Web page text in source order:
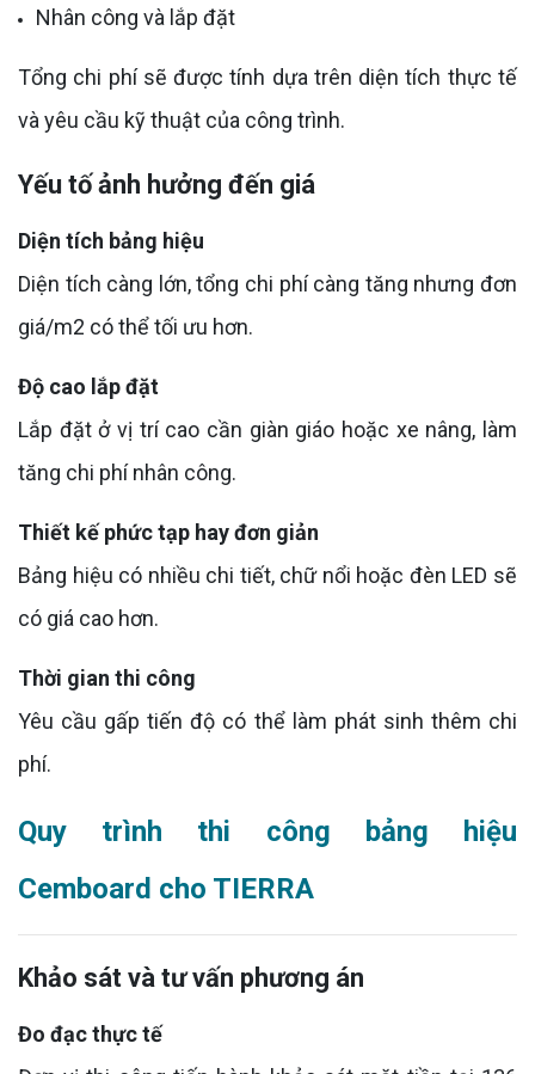
Nhân công và lắp đặt
Tổng chi phí sẽ được tính dựa trên diện tích thực tế
và yêu cầu kỹ thuật của công trình.
Yếu tố ảnh hưởng đến giá
Diện tích bảng hiệu
Diện tích càng lớn, tổng chi phí càng tăng nhưng đơn
giá/m2 có thể tối ưu hơn.
Độ cao lắp đặt
Lắp đặt ở vị trí cao cần giàn giáo hoặc xe nâng, làm
tăng chi phí nhân công.
Thiết kế phức tạp hay đơn giản
Bảng hiệu có nhiều chi tiết, chữ nổi hoặc đèn LED sẽ
có giá cao hơn.
Thời gian thi công
Yêu cầu gấp tiến độ có thể làm phát sinh thêm chi
phí.
Quy trình thi công bảng hiệu
Cemboard cho TIERRA
Khảo sát và tư vấn phương án
Đo đạc thực tế